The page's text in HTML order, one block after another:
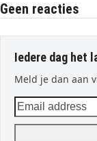
Geen reacties
Iedere dag het
Meld je dan aan
Email
address